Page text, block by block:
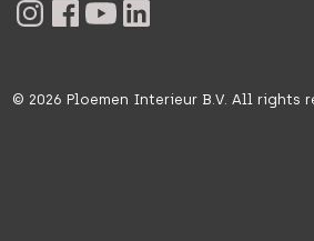
© 2026 Ploemen Interieur B.V. All rights